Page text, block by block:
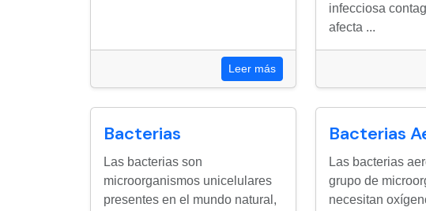
Leer más
infecciosa
afecta ...
Bacterias
Las bacterias son
microorganismos unicelulares
presentes en el mundo natural,
Bacterias
Las bacterias
grupo de
necesitan